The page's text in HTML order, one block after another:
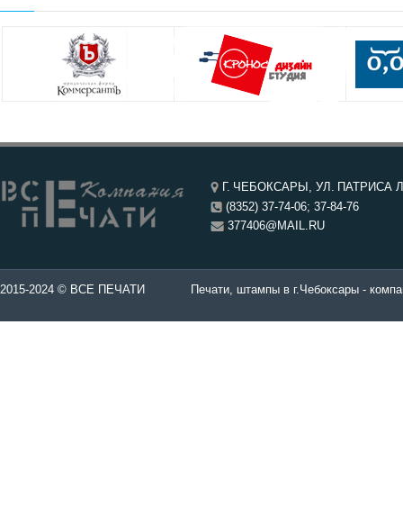
Г. ЧЕБОКСАРЫ, УЛ. ПАТРИСА
(8352) 37-74-06; 37-84-76
377406@MAIL.RU
в Чебоксары. Печати, штампы в г.Чебоксары -
2015-2024 © ВСЕ ПЕЧАТИ